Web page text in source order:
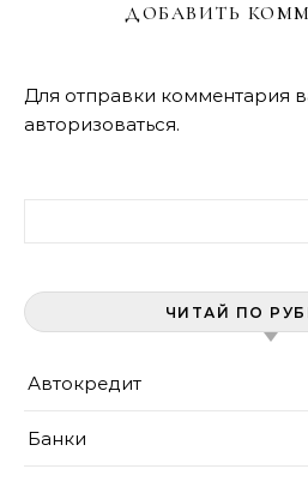
ДОБАВИТЬ
Для отправки комментария
авторизоваться.
ЧИТАЙ ПО
Автокредит
Банки